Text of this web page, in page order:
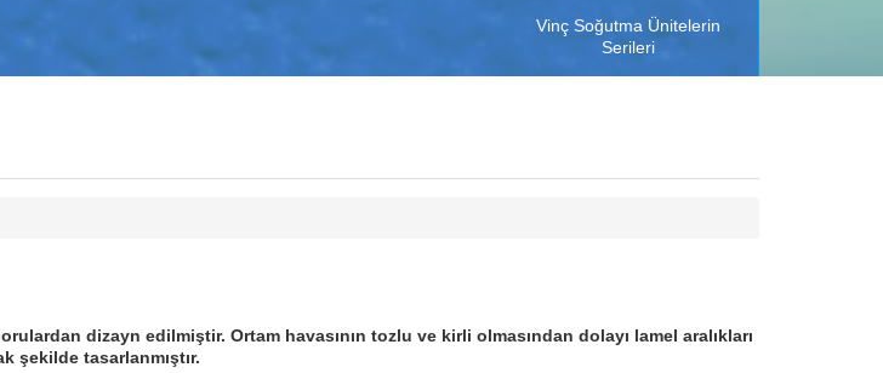
Vinç Soğutma Ünitelerin
Serileri
dizayn edilmiştir. Ortam havasının tozlu ve kirli olmasından dolayı lamel aralıkları
şekilde tasarlanmıştır.